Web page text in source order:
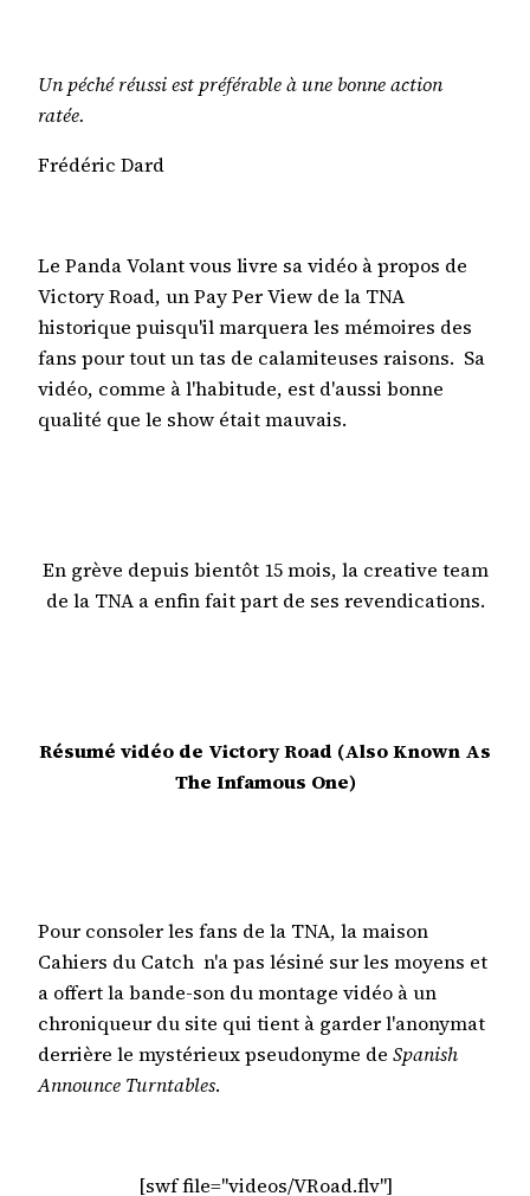
Un péché réussi est préférable à une bonne action
ratée.
Frédéric Dard
Le Panda Volant vous livre sa vidéo à propos de
Victory Road, un Pay Per View de la TNA
historique puisqu'il marquera les mémoires des
fans pour tout un tas de calamiteuses raisons. Sa
vidéo, comme à l'habitude, est d'aussi bonne
qualité que le show était mauvais.
En grève depuis bientôt 15 mois, la creative team
de la TNA a enfin fait part de ses revendications.
Résumé vidéo de Victory Road (Also Known As
The Infamous One)
Pour consoler les fans de la TNA, la maison
Cahiers du Catch n'a pas lésiné sur les moyens et
a offert la bande-son du montage vidéo à un
chroniqueur du site qui tient à garder l'anonymat
derrière le mystérieux pseudonyme de Spanish
Announce Turntables.
[swf file="videos/VRoad.flv"]